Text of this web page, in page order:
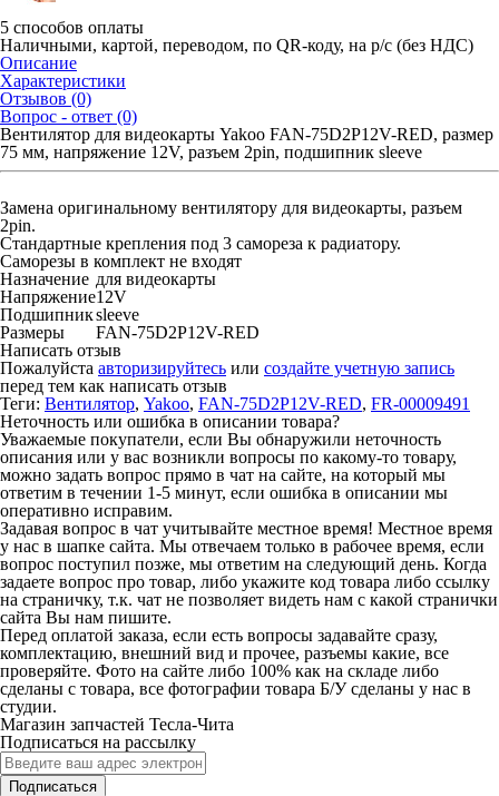
5 способов оплаты
Наличными, картой, переводом, по QR-коду, на р/с (без НДС)
Описание
Характеристики
Отзывов (0)
Вопрос - ответ (0)
Вентилятор для видеокарты Yakoo FAN-75D2P12V-RED, размер
75 мм, напряжение 12V, разъем 2pin, подшипник sleeve
Замена оригинальному вентилятору для видеокарты, разъем
2pin.
Стандартные крепления под 3 самореза к радиатору.
Саморезы в комплект не входят
Назначение для видеокарты
Напряжение12V
Подшипникsleeve
Размеры
FAN-75D2P12V-RED
Написать отзыв
Пожалуйста авторизируйтесь или создайте учетную запись
перед тем как написать отзыв
Теги: Вентилятор, Yakoo, FAN-75D2P12V-RED, FR-00009491
Неточность или ошибка в описании товара?
Уважаемые покупатели, если Вы обнаружили неточность
описания или у вас возникли вопросы по какому-то товару,
можно задать вопрос прямо в чат на сайте, на который мы
ответим в течении 1-5 минут, если ошибка в описании мы
оперативно исправим.
Задавая вопрос в чат учитывайте местное время! Местное время
у нас в шапке сайта. Мы отвечаем только в рабочее время, если
вопрос поступил позже, мы ответим на следующий день. Когда
задаете вопрос про товар, либо укажите код товара либо ссылку
на страничку, т.к. чат не позволяет видеть нам с какой странички
сайта Вы нам пишите.
Перед оплатой заказа, если есть вопросы задавайте сразу,
комплектацию, внешний вид и прочее, разъемы какие, все
проверяйте. Фото на сайте либо 100% как на складе либо
сделаны с товара, все фотографии товара Б/У сделаны у нас в
студии.
Магазин запчастей Тесла-Чита
Подписаться на рассылку
Подписаться